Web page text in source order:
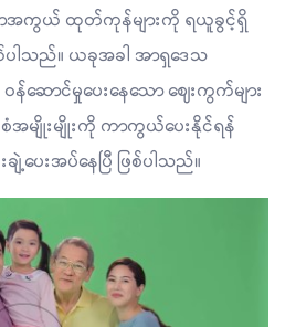
ာအကွယ် ထုတ်ကုန်များကို ရယူခွင့်ရှိ
ပါသည်။ ယခုအခါ အာရှဒေသ
ဆောင်မှုပေးနေသော ဈေးကွက်များ
အမျိုးမျိုးကို ကာကွယ်ပေးနိုင်ရန်
ပေးအပ်နေပြီ ဖြစ်ပါသည်။